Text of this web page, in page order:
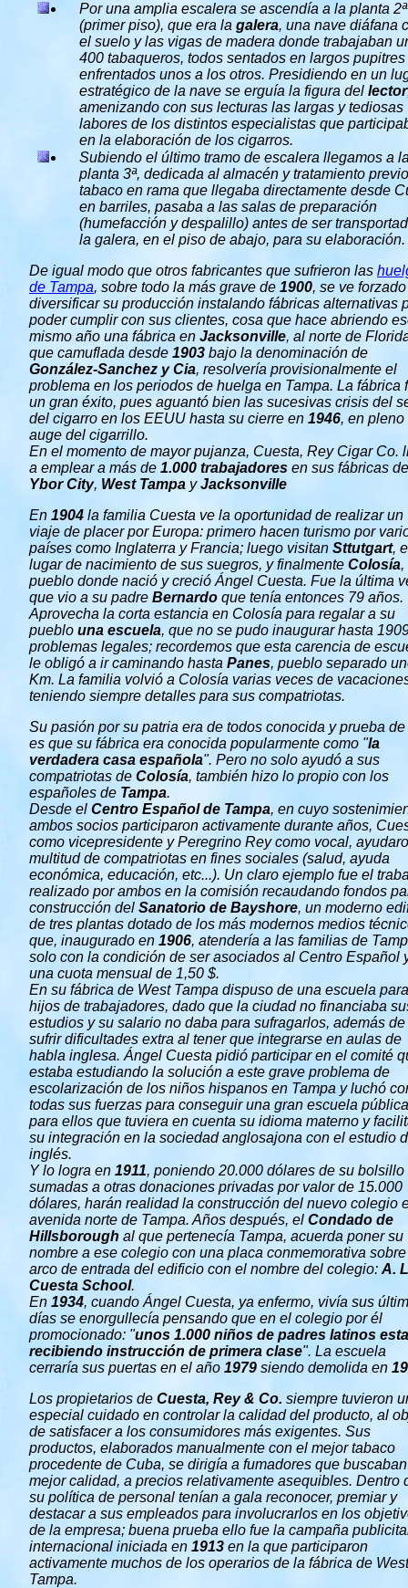
Por una amplia escalera se ascendía a la planta 2ª
(primer piso), que era la galera, una nave diáfana
el suelo y las vigas de madera donde trabajaban
400 tabaqueros, todos sentados en largos pupitres
enfrentados unos a los otros. Presidiendo en un
estratégico de la nave se erguía la figura del lector
amenizando con sus lecturas las largas y tediosas
labores de los distintos especialistas que
en la elaboración de los cigarros.
Subiendo el último tramo de escalera llegamos a
planta 3ª, dedicada al almacén y tratamiento
tabaco en rama que llegaba directamente desde
en barriles, pasaba a las salas de preparación
(humefacción y despalillo) antes de ser
la galera, en el piso de abajo, para su elaboración.
De igual modo que otros fabricantes que sufrieron las
de Tampa, sobre todo la más grave de 1900, se ve
diversificar su producción instalando fábricas alternativas
poder cumplir con sus clientes, cosa que hace abriendo
mismo año una fábrica en Jacksonville, al norte de
que camuflada desde 1903 bajo la denominación de
González-Sanchez y Cia, resolvería provisionalmente el
problema en los periodos de huelga en Tampa. La fábrica
un gran éxito, pues aguantó bien las sucesivas crisis del
del cigarro en los EEUU hasta su cierre en 1946, en pleno
auge del cigarrillo.
En el momento de mayor pujanza, Cuesta, Rey Cigar Co.
a emplear a más de 1.000 trabajadores en sus fábricas de
Ybor City, West Tampa yJacksonville
En 1904 la familia Cuesta ve la oportunidad de realizar un
viaje de placer por Europa: primero hacen turismo por
países como Inglaterra y Francia; luego visitan Sttutgart,
lugar de nacimiento de sus suegros, y finalmente Colosía,
pueblo donde nació y creció Ángel Cuesta. Fue la última
que vio a su padre Bernardo que tenía entonces 79 años.
Aprovecha la corta estancia en Colosía para regalar a su
pueblo una escuela, que no se pudo inaugurar hasta
problemas legales; recordemos que esta carencia de
le obligó a ir caminando hasta Panes, pueblo separado
Km. La familia volvió a Colosía varias veces de
teniendo siempre detalles para sus compatriotas.
Su pasión por su patria era de todos conocida y prueba
es que su fábrica era conocida popularmente como "la
verdadera casa española". Pero no solo ayudó a sus
compatriotas de Colosía, también hizo lo propio con los
españoles de Tampa.
Desde el Centro Español de Tampa, en cuyo
ambos socios participaron activamente durante años,
como vicepresidente y Peregrino Rey como vocal,
multitud de compatriotas en fines sociales (salud, ayuda
económica, educación, etc...). Un claro ejemplo fue el
realizado por ambos en la comisión recaudando fondos
construcción del Sanatorio de Bayshore, un moderno
de tres plantas dotado de los más modernos medios
que, inaugurado en 1906, atendería a las familias de
solo con la condición de ser asociados al Centro Español
una cuota mensual de 1,50 $.
En su fábrica de West Tampa dispuso de una escuela
hijos de trabajadores, dado que la ciudad no financiaba
estudios y su salario no daba para sufragarlos, además de
sufrir dificultades extra al tener que integrarse en aulas de
habla inglesa. Ángel Cuesta pidió participar en el comité
estaba estudiando la solución a este grave problema de
escolarización de los niños hispanos en Tampa y luchó
todas sus fuerzas para conseguir una gran escuela pública
para ellos que tuviera en cuenta su idioma materno y
su integración en la sociedad anglosajona con el estudio
inglés.
Y lo logra en 1911, poniendo 20.000 dólares de su bolsillo
sumadas a otras donaciones privadas por valor de 15.000
dólares, harán realidad la construcción del nuevo colegio
avenida norte de Tampa. Años después, el Condado de
Hillsborough al que pertenecía Tampa, acuerda poner su
nombre a ese colegio con una placa conmemorativa
arco de entrada del edificio con el nombre del colegio: A.
Cuesta School.
En 1934, cuando Ángel Cuesta, ya enfermo, vivía sus
días se enorgullecía pensando que en el colegio por él
promocionado: "unos 1.000 niños de padres latinos
recibiendo instrucción de primera clase". La escuela
cerraría sus puertas en el año 1979 siendo demolida en
Los propietarios de Cuesta, Rey & Co. siempre tuvieron
especial cuidado en controlar la calidad del producto, al
de satisfacer a los consumidores más exigentes. Sus
productos, elaborados manualmente con el mejor tabaco
procedente de Cuba, se dirigía a fumadores que
mejor calidad, a precios relativamente asequibles. Dentro
su política de personal tenían a gala reconocer, premiar y
destacar a sus empleados para involucrarlos en los
de la empresa; buena prueba ello fue la campaña
internacional iniciada en 1913 en la que participaron
activamente muchos de los operarios de la fábrica de West
Tampa.